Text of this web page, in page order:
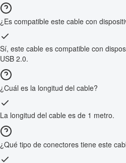
¿Es compatible este cable con
Sí, este cable es compatible con
USB 2.0.
¿Cuál es la longitud del cable?
La longitud del cable es de 1 metro.
¿Qué tipo de conectores tiene este